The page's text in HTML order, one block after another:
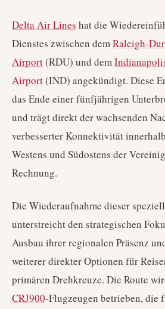
Delta Air Lines hat die
Dienstes zwischen demRaleigh-
Airport(RDU) und dem
Airport(IND) angekündigt. Diese
das Ende einer fünfjährigen
und trägt direkt der wachsenden
verbesserter Konnektivität
Westens und Südostens der
Rechnung.
Die Wiederaufnahme dieser
unterstreicht den strategischen
Ausbau ihrer regionalen Präsenz
weiterer direkter Optionen für
primären Drehkreuze. Die Route
CRJ900-Flugzeugen betrieben, die